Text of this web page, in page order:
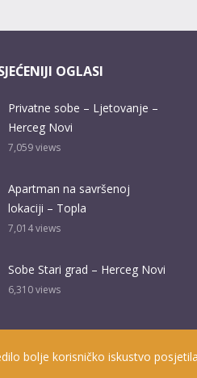
OGLASI
Privatne sobe – Ljetovanje –
Herceg Novi
7,059views
Apartman na savršenoj
lokaciji – Topla
7,014views
Sobe Stari grad – Herceg Novi
6,310views
bolje korisničko iskustvo